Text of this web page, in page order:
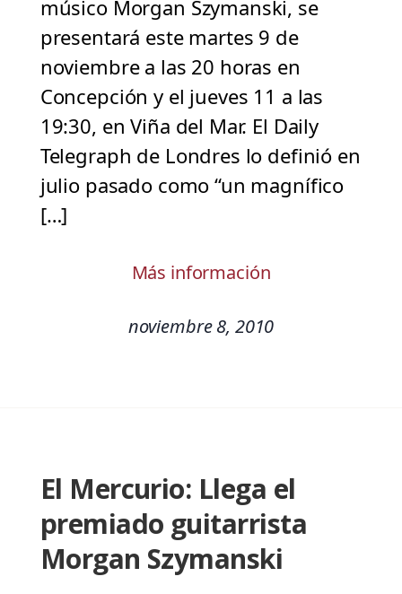
músico Morgan Szymanski, se
presentará este martes 9 de
noviembre a las 20 horas en
Concepción y el jueves 11 a las
19:30, en Viña del Mar. El Daily
Telegraph de Londres lo definió en
julio pasado como “un magnífico
[…]
Más información
noviembre 8, 2010
El Mercurio: Llega el
premiado guitarrista
Morgan Szymanski